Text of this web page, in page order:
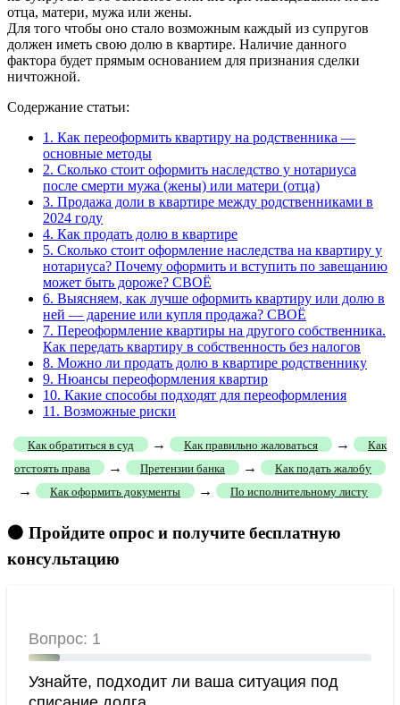
отца, матери, мужа или жены.
Для того чтобы оно стало возможным каждый из супругов
должен иметь свою долю в квартире. Наличие данного
фактора будет прямым основанием для признания сделки
ничтожной.
Содержание статьи:
1. Как переоформить квартиру на родственника —
основные методы
2. Сколько стоит оформить наследство у нотариуса
после смерти мужа (жены) или матери (отца)
3. Продажа доли в квартире между родственниками в
2024 году
4. Как продать долю в квартире
5. Сколько стоит оформление наследства на квартиру у
нотариуса? Почему оформить и вступить по завещанию
может быть дороже? СВОЁ
6. Выясняем, как лучше оформить квартиру или долю в
ней — дарение или купля продажа? СВОЁ
7. Переоформление квартиры на другого собственника.
Как передать квартиру в собственность без налогов
8. Можно ли продать долю в квартире родственнику
9. Нюансы переоформления квартир
10. Какие способы подходят для переоформления
11. Возможные риски
Как обратиться в суд → Как правильно жаловаться →
Как
отстоять права
→ Претензии банка → Как подать жалобу
→ Как оформить документы → По исполнительному листу
🟠 Пройдите опрос и получите бесплатную
консультацию